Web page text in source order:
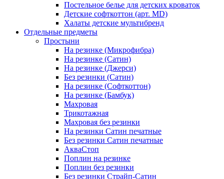
Постельное белье для детских кроваток
Детские софткоттон (арт. MD)
Халаты детские мультибренд
Отдельные предметы
Простыни
На резинке (Микрофибра)
На резинке (Сатин)
На резинке (Джерси)
Без резинки (Сатин)
На резинке (Софткоттон)
На резинке (Бамбук)
Махровая
Трикотажная
Махровая без резинки
На резинки Сатин печатные
Без резинки Сатин печатные
АкваСтоп
Поплин на резинке
Поплин без резинки
Без резинки Страйп-Сатин